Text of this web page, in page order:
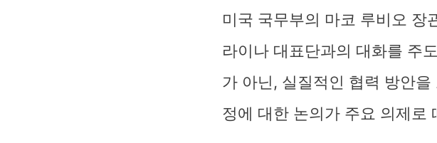
미국 국무부의 마코 루비오 장
라이나 대표단과의 대화를 주
가 아닌, 실질적인 협력 방안
정에 대한 논의가 주요 의제로